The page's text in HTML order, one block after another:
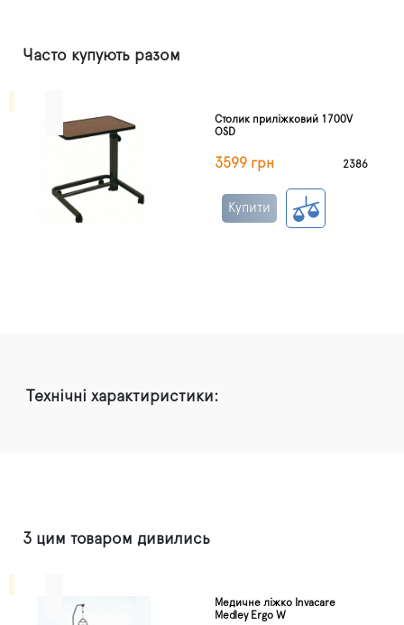
Часто купують разом
Столик приліжковий 1700V
OSD
3599 грн 2386
Купити
Технічні характиристики:
З цим товаром дивились
Медичне ліжко Invacare
Medley Ergo W